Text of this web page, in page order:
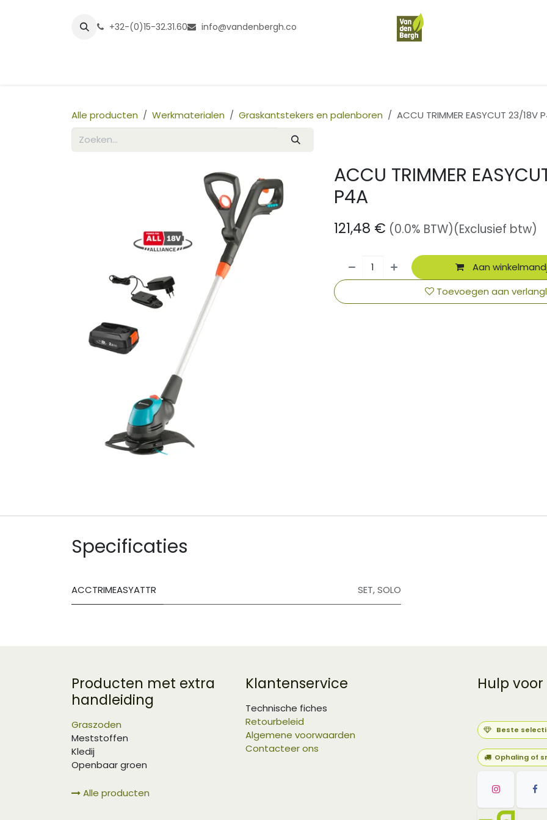
+32-(0)15-32.31.60 info@vandenbergh.co
Alle producten Werkmaterialen Graskantstekers en palenboren ACCU TRIMMER EASYCUT 23/18V
ACCU TRIMMER
P4A
121,48 € (0.0% BTW)(Exclusief btw)
Aan
Toevoegen aan
Specificaties
ACCTRIMEASYATTR SET,SOLO
Producten met extra
handleiding
Graszoden
Meststoffen
Kledij
Openbaar groen
Alle producten
Klantenservice
Technische fiches
Retourbeleid
Algemene voorwaarden
Contacteer ons
Hulp
Beste
Ophaling of